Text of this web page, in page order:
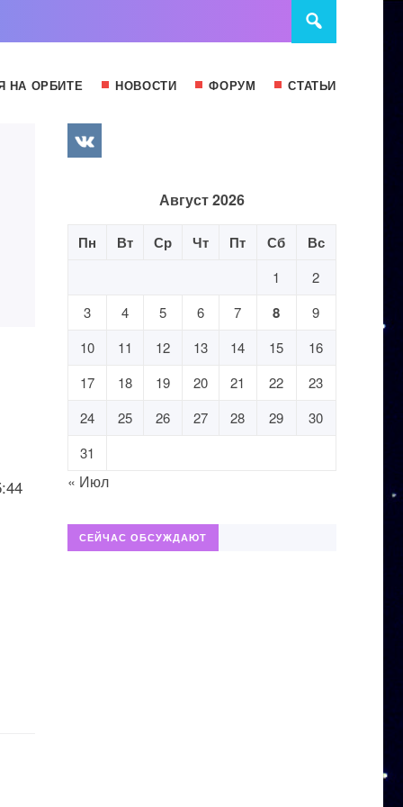
НА ОРБИТЕ НОВОСТИ ФОРУМ СТАТЬИ
Август 2026
Пн Вт Ср Чт Пт Сб Вс
1
2
3
4 5 6 7 8
9
10
11 12 13 14 15
16
17
18 19 20 21 22
23
24
25 26 27 28 29
30
31
« Июл
СЕЙЧАС ОБСУЖДАЮТ